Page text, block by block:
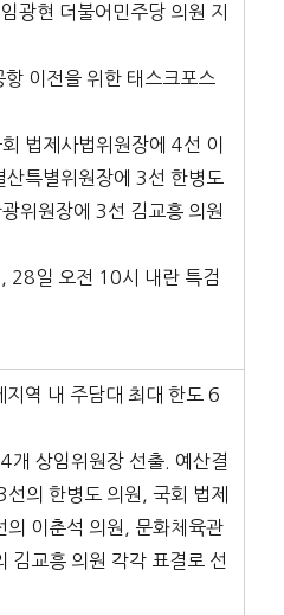
광현 더불어민주당 의원 지
항 이전을 위한 태스크포스
법제사법위원장에 4선 이
산특별위원장에 3선 한병도
위원장에 3선 김교흥 의원
28일 오전 10시 내란 특검
지역 내 주담대 최대 한도 6
개 상임위원장 선출. 예산결
의 한병도 의원, 국회 법제
의 이춘석 의원, 문화체육관
김교흥 의원 각각 표결로 선